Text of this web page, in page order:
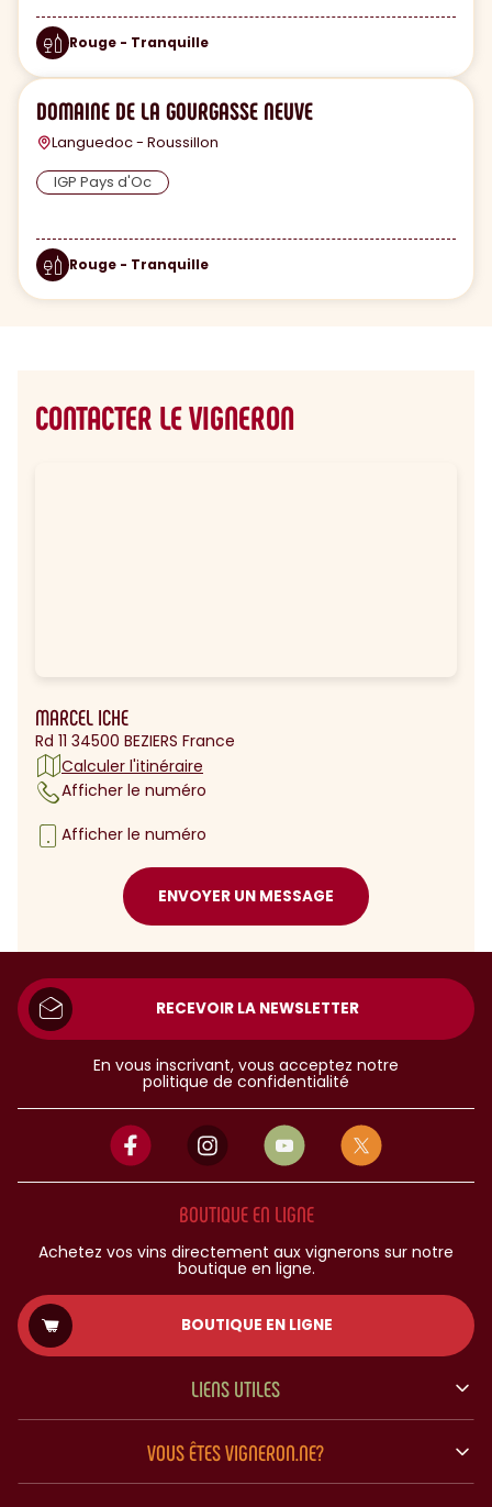
Rouge - Tranquille
DOMAINE DE LA GOURGASSE NEUVE
Languedoc - Roussillon
IGP Pays d'Oc
Rouge - Tranquille
CONTACTER LE VIGNERON
MARCEL ICHE
Rd 11 34500 BEZIERS France
Calculer l'itinéraire
Afficher le numéro
Afficher le numéro
ENVOYER UN MESSAGE
RECEVOIR LA NEWSLETTER
En vous inscrivant, vous acceptez notre
politique de confidentialité
BOUTIQUE EN LIGNE
Achetez vos vins directement aux vignerons sur notre
boutique en ligne.
BOUTIQUE EN LIGNE
LIENS UTILES
VOUS ÊTES VIGNERON.NE?